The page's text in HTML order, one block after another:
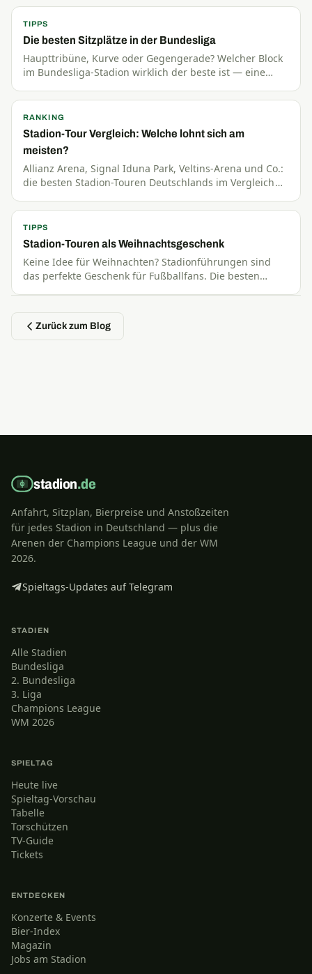
TIPPS
Die besten Sitzplätze in der Bundesliga
Haupttribüne, Kurve oder Gegengerade? Welcher Block
im Bundesliga-Stadion wirklich der beste ist — eine
RANKING
Stadion-Tour Vergleich: Welche lohnt sich am
meisten?
Allianz Arena, Signal Iduna Park, Veltins-Arena und Co.:
die besten Stadion-Touren Deutschlands im Vergleich
TIPPS
Stadion-Touren als Weihnachtsgeschenk
Keine Idee für Weihnachten? Stadionführungen sind
das perfekte Geschenk für Fußballfans. Die besten
Zurück zum Blog
stadion.de
Anfahrt, Sitzplan, Bierpreise und Anstoßzeiten
für jedes Stadion in Deutschland — plus die
Arenen der Champions League und der WM
2026.
Spieltags-Updates auf Telegram
STADIEN
Alle Stadien
Bundesliga
2. Bundesliga
3. Liga
Champions League
WM 2026
SPIELTAG
Heute live
Spieltag-Vorschau
Tabelle
Torschützen
TV-Guide
Tickets
ENTDECKEN
Konzerte & Events
Bier-Index
Magazin
Jobs am Stadion